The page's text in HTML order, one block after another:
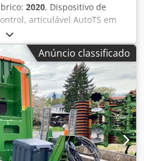
2020, Dispositivo de
articulável AutoTS em
tubular em L, sensor
pesagem FlowCheck, tapetes
protetores em L e escadas,
enrolável em L /
TS Djdporxr Uyefx Apiock
Anúncio classificado